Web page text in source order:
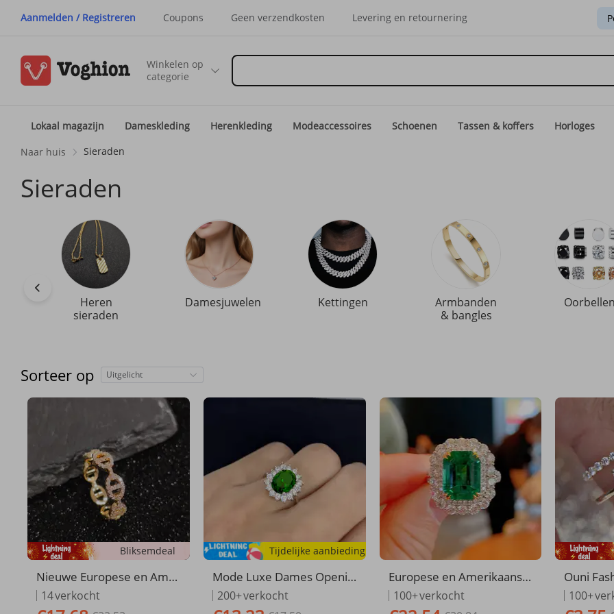
Aanmelden / Registreren Coupons Geen verzendkosten Levering en retournering
Winkelen op
categorie
Lokaal magazijn Dameskleding Herenkleding Modeaccessoires Schoenen Tassen & koffers Horloges
Naar huis Sieraden
Sieraden
Heren
sieraden
Damesjuwelen Kettingen
Armbanden
& bangles
Oorbellen
Sorteer op Uitgelicht
Bliksemdeal
Nieuwe Europese en Amer
ikaanse stijl neusring in var
kensvorm voor vrouwen, v
14verkocht
Tijdelijke aanbieding
Mode Luxe Dames Openin
g Luxe Prinses Stijl Ingeleg
de Zirkonia Prinses Bruiloft
200+verkocht
Europese en Amerikaanse
retro kleurrijke edelsteen
smaragd toermalijn voor v
100+verkocht
Ouni
chte
irkonia
100+